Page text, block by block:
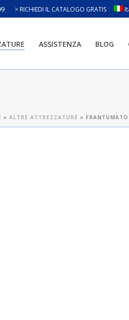
> RICHIEDI IL CATALOGO GRATIS
ASSISTENZA BLOG
» ALTRE ATTREZZATURE »